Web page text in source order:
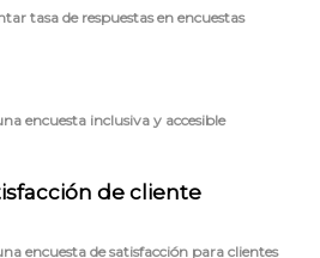
tasa de respuestas en encuestas
encuesta inclusiva y accesible
de cliente
encuesta de satisfacción para clientes